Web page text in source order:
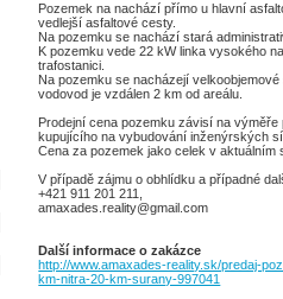
Pozemek na nachází přímo u hlavní
vedlejší asfaltové cesty.
Na pozemku se nachází stará
K pozemku vede 22 kW linka vysokého
trafostanici.
Na pozemku se nacházejí
vodovod je vzdálen 2 km od areálu.
Prodejní cena pozemku závisí na
kupujícího na vybudování inženýrských
Cena za pozemek jako celek v aktuálním
V případě zájmu o obhlídku a případné
+421 911 201 211,
amaxades.reality@gmail.com
Další informace o zakázce
http://www.amaxades-reality.sk/predaj-
km-nitra-20-km-surany-997041